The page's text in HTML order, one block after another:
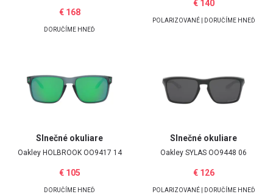
€ 168
DORUČÍME HNEĎ
€ 140
POLARIZOVANÉ | DORUČÍME HNEĎ
Slnečné okuliare
Oakley HOLBROOK OO9417 14
€ 105
DORUČÍME HNEĎ
Slnečné okuliare
Oakley SYLAS OO9448 06
€ 126
POLARIZOVANÉ | DORUČÍME HNEĎ